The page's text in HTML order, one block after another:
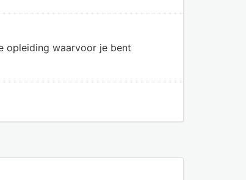
opleiding waarvoor je bent